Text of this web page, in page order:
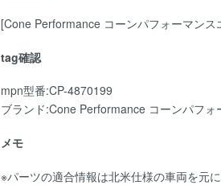
[Cone Performance コーンパフォーマン
tag確認
mpn型番:CP-4870199
ブランド:Cone Performance コーンパフォ
メモ
※パーツの適合情報は北米仕様の車両を元